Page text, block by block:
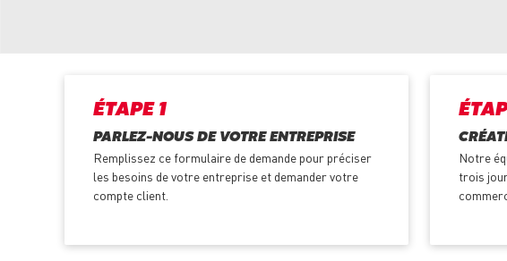
ÉTAPE 1
PARLEZ-NOUS DE VOTRE ENTREPRISE
Remplissez ce formulaire de demande pour préciser
les besoins de votre entreprise et demander votre
compte client.
Notre
trois